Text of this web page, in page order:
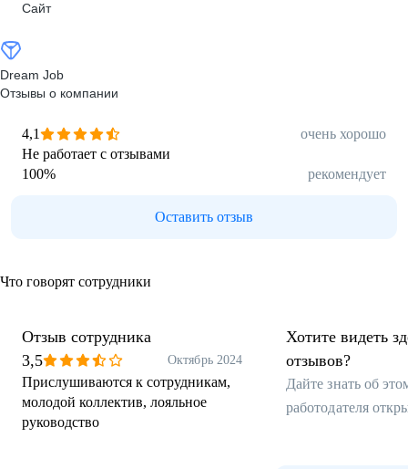
Сайт
Dream Job
Отзывы о компании
4,1
очень хорошо
Не работает с отзывами
100% рекомендует
Оставить отзыв
Что говорят сотрудники
Отзыв сотрудника
3,5
Октябрь 2024
Прислушиваются к сотрудникам,
молодой коллектив, лояльное
руководство
Хотите видеть
отзывов?
Дайте знать об
работодателя